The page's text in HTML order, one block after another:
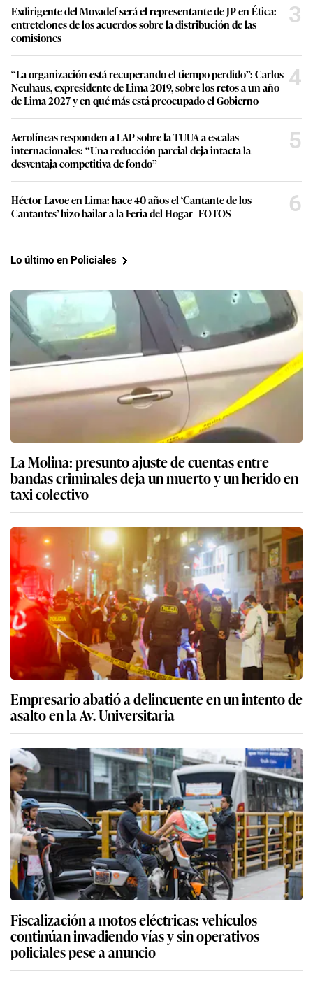
Exdirigente del Movadef será el representante de JP en Ética:
entretelones de los acuerdos sobre la distribución de las
comisiones
3
“La organización está recuperando el tiempo perdido”: Carlos
Neuhaus, expresidente de Lima 2019, sobre los retos a un año
de Lima 2027 y en qué más está preocupado el Gobierno
4
Aerolíneas responden a LAP sobre la TUUA a escalas
internacionales: “Una reducción parcial deja intacta la
desventaja competitiva de fondo”
5
Héctor Lavoe en Lima: hace 40 años el ‘Cantante de los
Cantantes’ hizo bailar a la Feria del Hogar | FOTOS
6
Lo último en Policiales
La Molina: presunto ajuste de cuentas entre
bandas criminales deja un muerto y un herido en
taxi colectivo
Empresario abatió a delincuente en un intento de
asalto en la Av. Universitaria
Fiscalización a motos eléctricas: vehículos
continúan invadiendo vías y sin operativos
policiales pese a anuncio